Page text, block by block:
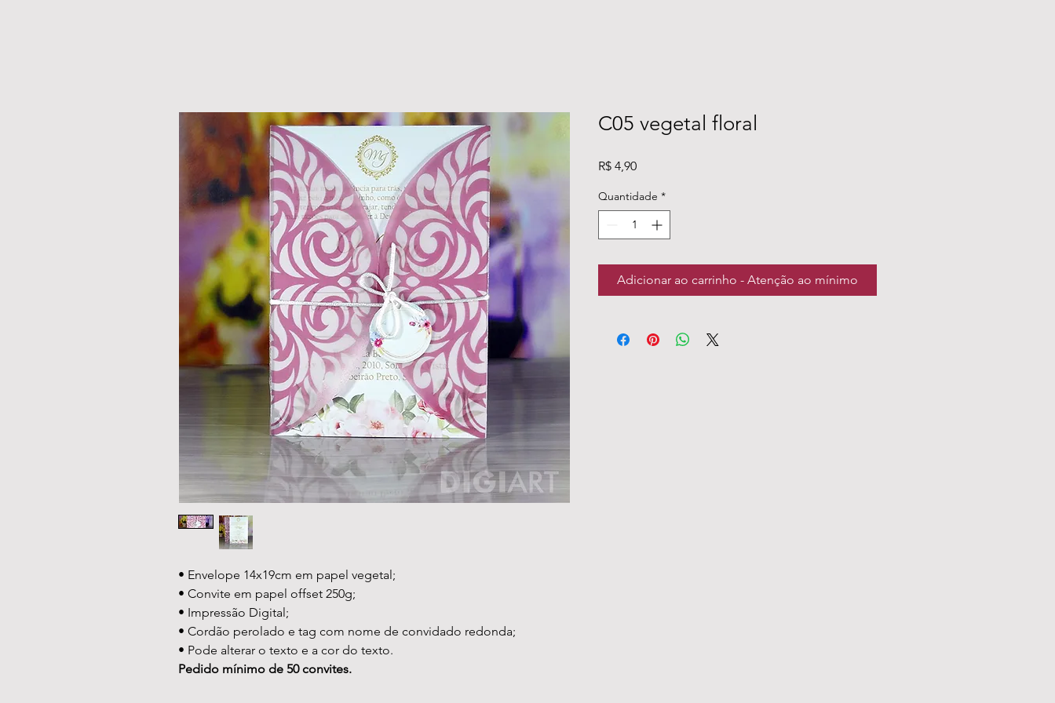
• Envelope 14x19cm em papel vegetal;
• Convite em papel offset 250g;
• Impressão Digital;
• Cordão perolado e tag com nome de convidado redonda;
• Pode alterar o texto e a cor do texto.
Pedido mínimo de 50 convites.
C05 vegetal floral
R$ 4,90Preço
Quantidade *
Adicionar ao carrinho - Atenção ao mínimo